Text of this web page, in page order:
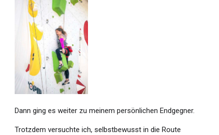
Dann ging es weiter zu meinem persönlichen Endgegner.
Trotzdem versuchte ich, selbstbewusst in die Route